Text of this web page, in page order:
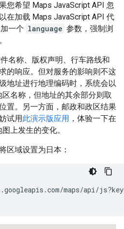
您希望 Maps JavaScript API 忽
在加载 Maps JavaScript API 代
一个 language 参数，强制浏
名称、版权声明、行车路线和
的响应。但对服务的影响则不这
地址进行地理编码时，系统会以
名称，但地址的其余部分则取
置。另一方面，邮政和政区结果
试用此演示版应用 ，体验一下在
上发生的变化。
区域设置为日本：
maps/api/